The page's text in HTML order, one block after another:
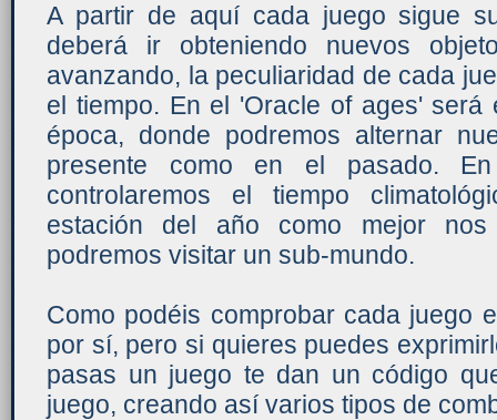
A partir de aquí cada juego sigue
deberá ir obteniendo nuevos
avanzando, la peculiaridad de cada
el tiempo. En el 'Oracle of ages' será
época, donde podremos alternar
presente como en el pasado.
controlaremos el tiempo
estación del año como mejor nos
podremos visitar un sub-mundo.
Como podéis comprobar cada juego
por sí, pero si quieres puedes
pasas un juego te dan un código
juego, creando así varios tipos de